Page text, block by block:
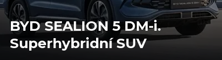
BYD SEALION 5 DM-i.
Superhybridní SUV